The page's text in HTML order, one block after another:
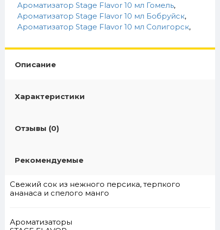
Ароматизатор Stage Flavor 10 мл Гомель,
Ароматизатор Stage Flavor 10 мл Бобруйск,
Ароматизатор Stage Flavor 10 мл Солигорск,
Описание
Характеристики
Отзывы (0)
Рекомендуемые
Свежий сок из нежного персика, терпкого
ананаса и спелого манго
Ароматизаторы